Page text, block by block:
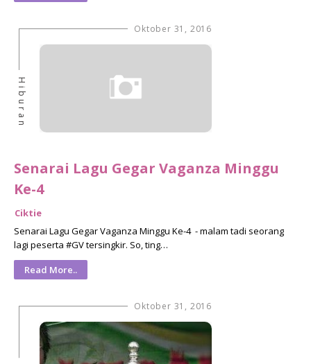
Oktober 31, 2016
Hiburan
Senarai Lagu Gegar Vaganza Minggu
Ke-4
Ciktie
Senarai Lagu Gegar Vaganza Minggu Ke-4 - malam tadi seorang
lagi peserta #GV tersingkir. So, ting…
Read More..
Oktober 31, 2016